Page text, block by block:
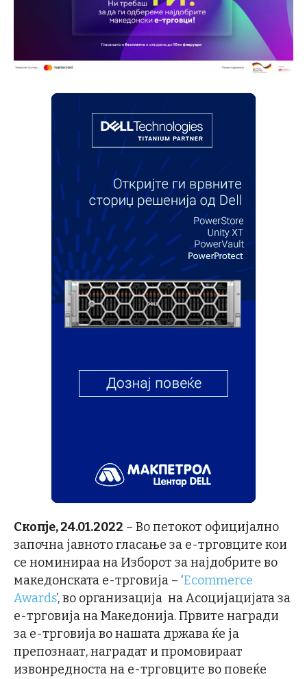
Скопје, 24.01.2022 – Во петокот официјално
започна јавното гласање за е-трговците кои
се номинираа на Изборот за најдобрите во
македонската е-трговија – ‘Ecommerce
Awards’, во организација на Асоцијацијата за
е-трговија на Македонија. Првите награди
за е-трговија во нашата држава ќе ја
препознаат, наградат и промовираат
извонредноста на е-трговците во повеќе